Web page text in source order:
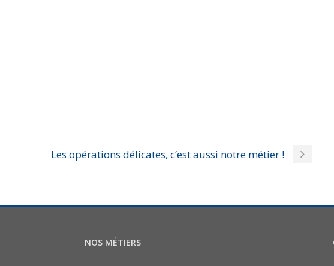
Les opérations délicates, c’est aussi notre métier !
NOS MÉTIERS